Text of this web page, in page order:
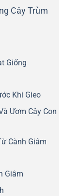
Cây Trùm
Giống
Khi Gieo
Ươm Cây Con
Cành Giâm
Giâm